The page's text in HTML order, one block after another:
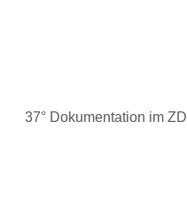
37° Dokumentation im